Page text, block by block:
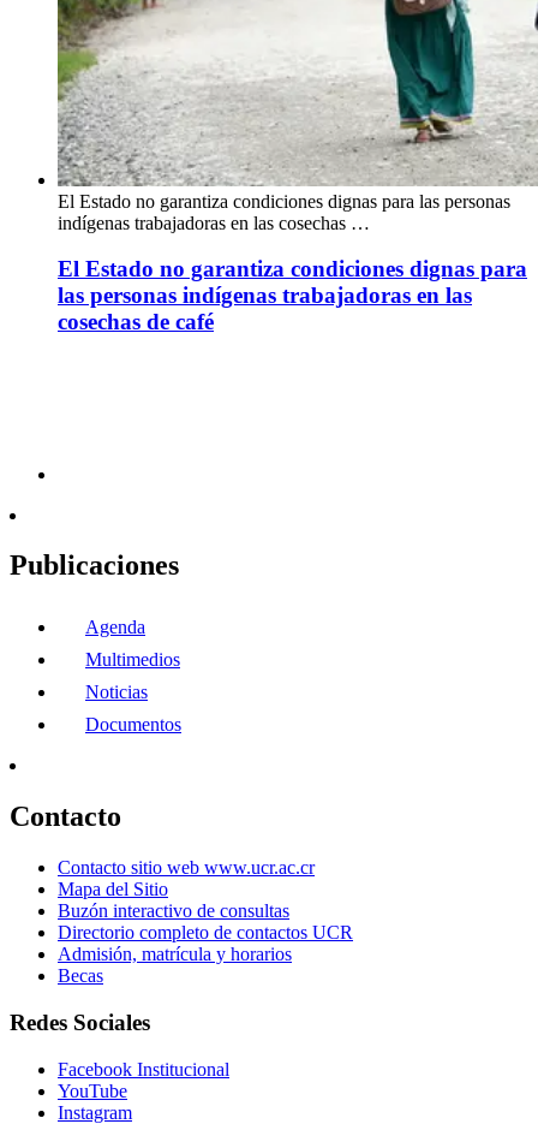
El Estado no garantiza condiciones dignas para las personas
indígenas trabajadoras en las cosechas …
El Estado no garantiza condiciones dignas para
las personas indígenas trabajadoras en las
cosechas de café
Publicaciones
Agenda
Multimedios
Noticias
Documentos
Contacto
Contacto sitio web www.ucr.ac.cr
Mapa del Sitio
Buzón interactivo de consultas
Directorio completo de contactos UCR
Admisión, matrícula y horarios
Becas
Redes Sociales
Facebook Institucional
YouTube
Instagram